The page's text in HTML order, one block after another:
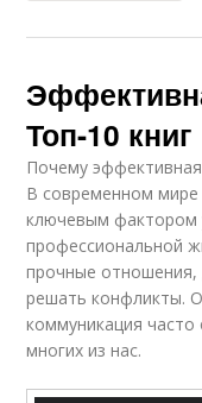
Топ-10 книг
Почему
В современном мире
ключевым фактором
профессиональной
прочные отношения,
решать конфликты.
коммуникация часто
многих из нас.